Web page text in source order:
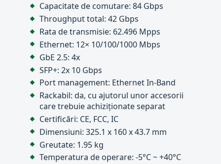
Capacitate de comutare: 84 Gbps
Throughput total: 42 Gbps
Rata de transmisie: 62.496 Mpps
Ethernet: 12× 10/100/1000 Mbps
GbE 2.5: 4x
SFP+: 2x 10 Gbps
Port management: Ethernet In-Band
Rackabil: da, cu ajutorul unor accesorii
care trebuie achiziționate separat
Certificări: CE, FCC, IC
Dimensiuni: 325.1 x 160 x 43.7 mm
Greutate: 1.95 kg
Temperatura de operare: ‑5°C ~ +40°C